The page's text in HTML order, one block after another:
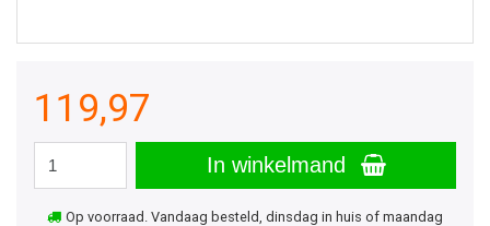
119,97
In winkelmand
Op voorraad. Vandaag besteld, dinsdag in huis of maandag